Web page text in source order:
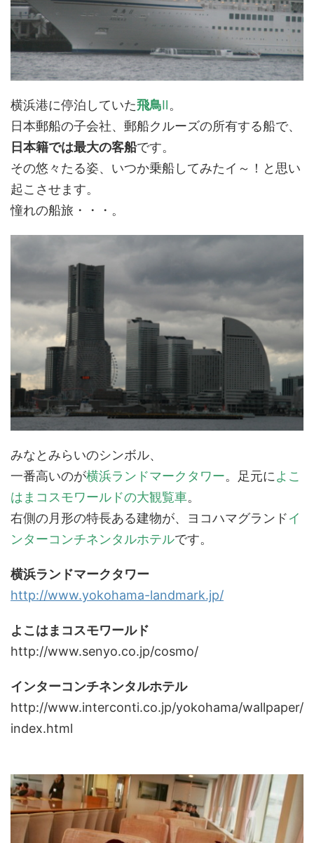
横浜港に停泊していた飛鳥Ⅱ。
日本郵船の子会社、郵船クルーズの所有する船で、
日本籍では最大の客船です。
その悠々たる姿、いつか乗船してみたイ～！と思い
起こさせます。
憧れの船旅・・・。
みなとみらいのシンボル、
一番高いのが横浜ランドマークタワー。足元によこ
はまコスモワールドの大観覧車。
右側の月形の特長ある建物が、ヨコハマグランドイ
ンターコンチネンタルホテルです。
横浜ランドマークタワー
http://www.yokohama-landmark.jp/
よこはまコスモワールド
http://www.senyo.co.jp/cosmo/
インターコンチネンタルホテル
http://www.interconti.co.jp/yokohama/wallpaper/
index.html